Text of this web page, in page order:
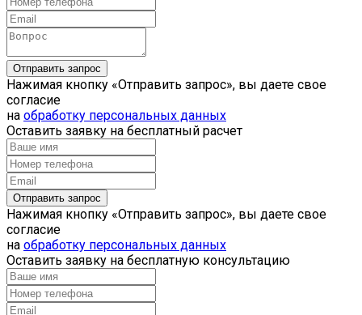
Нажимая кнопку «Отправить запрос», вы даете свое
согласие
на обработку персональных данных
Оставить заявку на бесплатный расчет
Нажимая кнопку «Отправить запрос», вы даете свое
согласие
на обработку персональных данных
Оставить заявку на бесплатную консультацию